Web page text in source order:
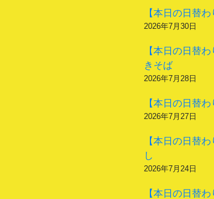
【本日の日替
2026年7月30日
【本日の日替
きそば
2026年7月28日
【本日の日替
2026年7月27日
【本日の日替
し
2026年7月24日
【本日の日替